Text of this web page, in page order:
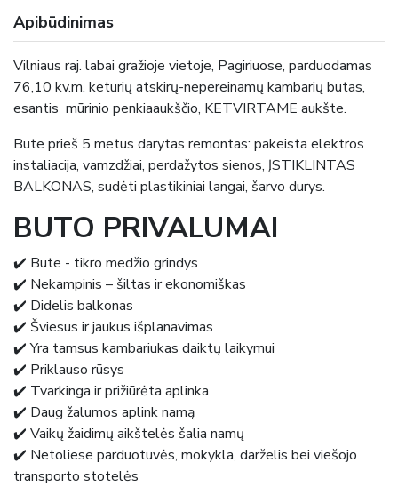
Apibūdinimas
Vilniaus raj. labai gražioje vietoje, Pagiriuose, parduodamas
76,10 kv.m. keturių atskirų-nepereinamų kambarių butas,
esantis mūrinio penkiaaukščio, KETVIRTAME aukšte.
Bute prieš 5 metus darytas remontas: pakeista elektros
instaliacija, vamzdžiai, perdažytos sienos, ĮSTIKLINTAS
BALKONAS, sudėti plastikiniai langai, šarvo durys.
BUTO PRIVALUMAI
✔️ Bute - tikro medžio grindys
✔️ Nekampinis – šiltas ir ekonomiškas
✔️ Didelis balkonas
✔️ Šviesus ir jaukus išplanavimas
✔️ Yra tamsus kambariukas daiktų laikymui
✔️ Priklauso rūsys
✔️ Tvarkinga ir prižiūrėta aplinka
✔️ Daug žalumos aplink namą
✔️ Vaikų žaidimų aikštelės šalia namų
✔️ Netoliese parduotuvės, mokykla, darželis bei viešojo
transporto stotelės